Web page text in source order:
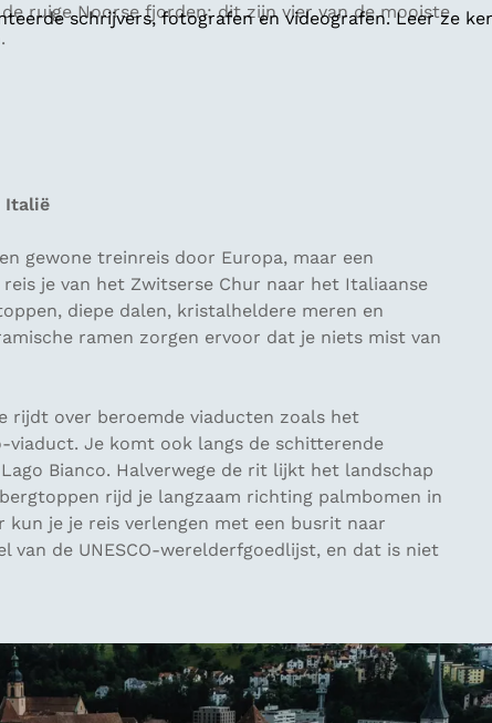
schrijvers, fotografen en videografen. Leer ze
ruige Noorse fjorden: dit zijn vier van de mooiste
Italië
gewone treinreis door Europa, maar een
je van het Zwitserse Chur naar het Italiaanse
diepe dalen, kristalheldere meren en
ramen zorgen ervoor dat je niets mist van
rijdt over beroemde viaducten zoals het
viaduct. Je komt ook langs de schitterende
Bianco. Halverwege de rit lijkt het landschap
rijd je langzaam richting palmbomen in
kun je je reis verlengen met een busrit naar
van de UNESCO-werelderfgoedlijst, en dat is niet